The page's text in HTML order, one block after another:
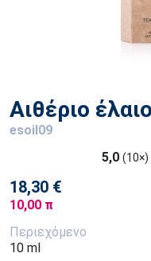
Αιθέριο
esoil09
5,0 (10×)
18,30 €
10,00 π
Περιεχόμενο
10 ml